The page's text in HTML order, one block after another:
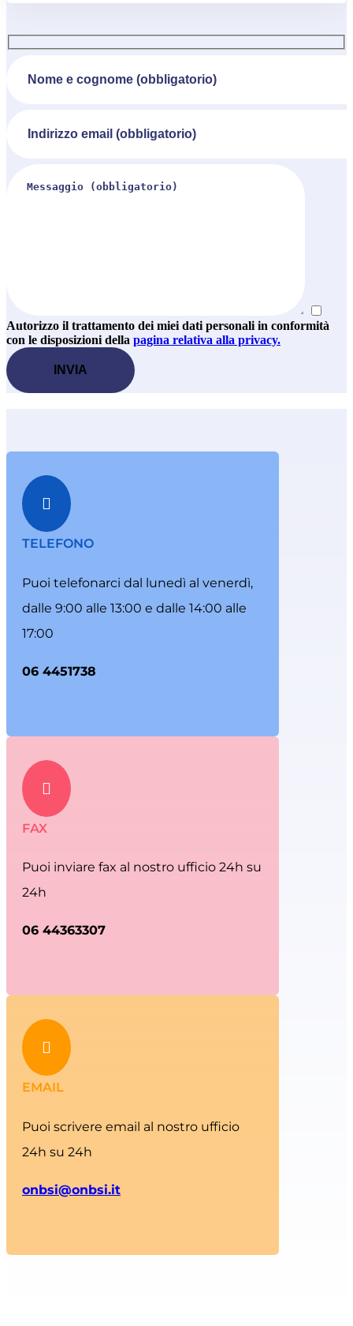
Autorizzo il trattamento dei miei dati personali in conformità
con le disposizioni della pagina relativa alla privacy.

TELEFONO
Puoi telefonarci dal lunedì al venerdì,
dalle 9:00 alle 13:00 e dalle 14:00 alle
17:00
06 4451738

FAX
Puoi inviare fax al nostro ufficio 24h su
24h
06 44363307

EMAIL
Puoi scrivere email al nostro ufficio
24h su 24h
onbsi@onbsi.it